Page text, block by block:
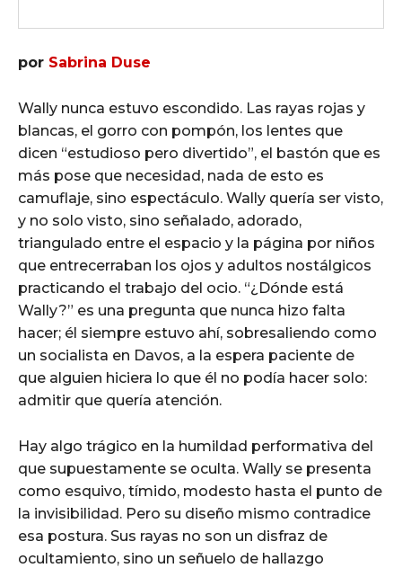
por Sabrina Duse
Wally nunca estuvo escondido. Las rayas rojas y
blancas, el gorro con pompón, los lentes que
dicen “estudioso pero divertido”, el bastón que es
más pose que necesidad, nada de esto es
camuflaje, sino espectáculo. Wally quería ser visto,
y no solo visto, sino señalado, adorado,
triangulado entre el espacio y la página por niños
que entrecerraban los ojos y adultos nostálgicos
practicando el trabajo del ocio. “¿Dónde está
Wally?” es una pregunta que nunca hizo falta
hacer; él siempre estuvo ahí, sobresaliendo como
un socialista en Davos, a la espera paciente de
que alguien hiciera lo que él no podía hacer solo:
admitir que quería atención.
Hay algo trágico en la humildad performativa del
que supuestamente se oculta. Wally se presenta
como esquivo, tímido, modesto hasta el punto de
la invisibilidad. Pero su diseño mismo contradice
esa postura. Sus rayas no son un disfraz de
ocultamiento, sino un señuelo de hallazgo